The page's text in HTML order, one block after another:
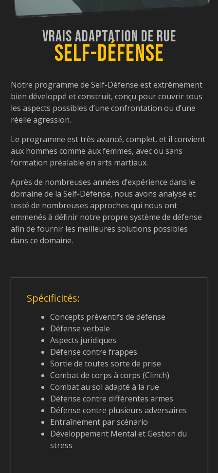
Vrais Adaptation De Rue
Self-Défense
Notre programme de Self-Défense est extrêmement
bien développé et construit, conçu pour couvrir tous
les aspects possibles d’une confrontation ou d’une
réelle agression.
Le programme est très avancé, complet, et il convient
aux hommes comme aux femmes, avec ou sans
formation préalable en arts martiaux.
Après de nombreuses années d’expérience dans le
domaine de la Self-Défense, nous avons analysé et
testé de nombreuses approches qui nous ont
emmenés à définir notre propre système de défense
afin de fournir les meilleures solutions possibles
dans ce domaine.
Spécificités:
Concepts préventifs de défense
Défense verbale
Aspects juridiques
Défense contre frappes
Sortie de toutes sorte de prise
Combat de corps à corps (Clinch)
Combat au sol adapté à la rue
Défense contre différentes armes
Défense contre plusieurs adversaires
Entraînement par scénario
Développement Mental et Gestion du
stress